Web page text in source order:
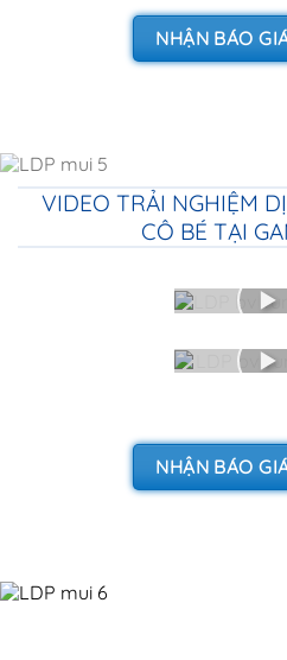
NHẬN BÁO
VIDEO TRẢI NGHIỆM
CÔ BÉ TẠI
NHẬN BÁO